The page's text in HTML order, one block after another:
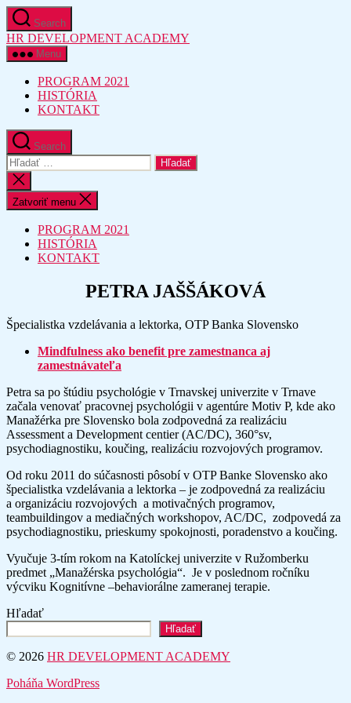
Preskočiť
na
obsah
Search
HR DEVELOPMENT ACADEMY
Menu
PROGRAM 2021
HISTÓRIA
KONTAKT
Search
Vyhľadať:
Zatvoriť
vyhľadávanie
Zatvoriť menu
PROGRAM 2021
HISTÓRIA
KONTAKT
PETRA JAŠŠÁKOVÁ
Špecialistka vzdelávania a lektorka, OTP Banka Slovensko
Mindfulness ako benefit pre zamestnanca aj
zamestnávateľa
Petra sa po štúdiu psychológie v Trnavskej univerzite v Trnave
začala venovať pracovnej psychológii v agentúre Motiv P, kde ako
Manažérka pre Slovensko bola zodpovedná za realizáciu
Assessment a Development centier (AC/DC), 360°sv,
psychodiagnostiku, koučing, realizáciu rozvojových programov.
Od roku 2011 do súčasnosti pôsobí v OTP Banke Slovensko ako
špecialistka vzdelávania a lektorka – je zodpovedná za realizáciu
a organizáciu rozvojových a motivačných programov,
teambuildingov a mediačných workshopov, AC/DC, zodpovedá za
psychodiagnostiku, prieskumy spokojnosti, poradenstvo a koučing.
Vyučuje 3-tím rokom na Katolíckej univerzite v Ružomberku
predmet „Manažérska psychológia“. Je v poslednom ročníku
výcviku Kognitívne –behaviorálne zameranej terapie.
Hľadať
Hľadať
© 2026 HR DEVELOPMENT ACADEMY
Poháňa WordPress